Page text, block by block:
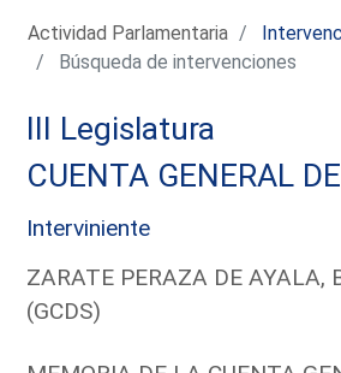
Actividad Parlamentaria
Búsqueda de intervenciones
III Legislatura
CUENTA GENERAL
Interviniente
ZARATE PERAZA DE AYALA,
(GCDS)